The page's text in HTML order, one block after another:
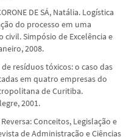
DE SÁ, Natália. Logística
do processo em uma
Simpósio de Excelência e
2008.
resíduos tóxicos: o caso das
em quatro empresas do
de Curitiba.
2001.
Conceitos, Legislação e
de Administração e Ciências